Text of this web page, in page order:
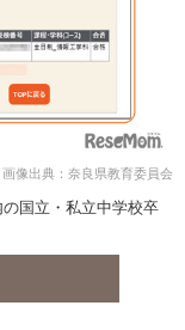
画像出典：奈良県教育委員会
国立・私立中学校卒